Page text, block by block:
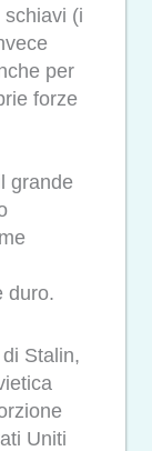
schiavi (i
per
forze
grande
duro.
Stalin,
Uniti